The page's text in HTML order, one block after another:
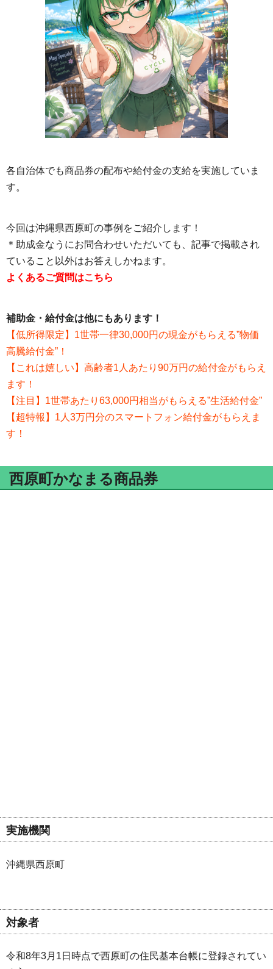
各自治体でも商品券の配布や給付金の支給を実施していま
す。
今回は沖縄県西原町の事例をご紹介します！
＊助成金なうにお問合わせいただいても、記事で掲載され
ていること以外はお答えしかねます。
よくあるご質問はこちら
補助金・給付金は他にもあります！
【低所得限定】1世帯一律30,000円の現金がもらえる”物価
高騰給付金”！
【これは嬉しい】高齢者1人あたり90万円の給付金がもらえ
ます！
【注目】1世帯あたり63,000円相当がもらえる”生活給付金”
【超特報】1人3万円分のスマートフォン給付金がもらえま
す！
西原町かなまる商品券
実施機関
沖縄県西原町
対象者
令和8年3月1日時点で西原町の住民基本台帳に登録されてい